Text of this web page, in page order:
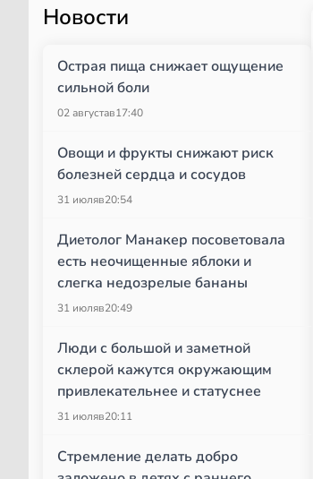
Новости
Острая пища снижает ощущение
сильной боли
02 августав17:40
Овощи и фрукты снижают риск
болезней сердца и сосудов
31 июляв20:54
Диетолог Манакер посоветовала
есть неочищенные яблоки и
слегка недозрелые бананы
31 июляв20:49
Люди с большой и заметной
склерой кажутся окружающим
привлекательнее и статуснее
31 июляв20:11
Стремление делать добро